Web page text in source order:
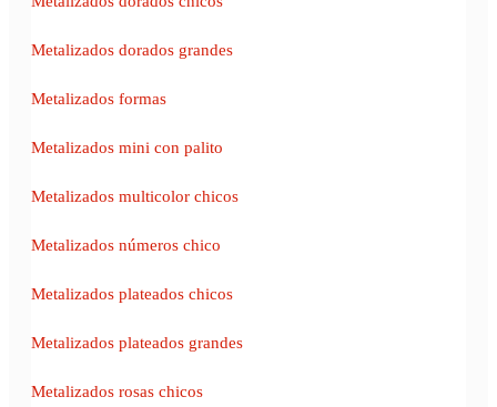
Metalizados dorados grandes
Metalizados formas
Metalizados mini con palito
Metalizados multicolor chicos
Metalizados números chico
Metalizados plateados chicos
Metalizados plateados grandes
Metalizados rosas chicos